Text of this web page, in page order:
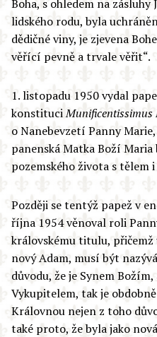
Boha, s ohledem na zásluhy
lidského rodu, byla
dědičné viny, je zjevena
věřící pevně a trvale věřit“.
1. listopadu 1950 vydal
konstituciMunificentissimus
o Nanebevzetí Panny
panenská Matka Boží
pozemského života s tělem
Později se tentýž papež v
října 1954 věnoval roli
královskému titulu, přičemž
nový Adam, musí být
důvodu, že je Synem
Vykupitelem, tak je
Královnou nejen z toho
také proto, že byla jako